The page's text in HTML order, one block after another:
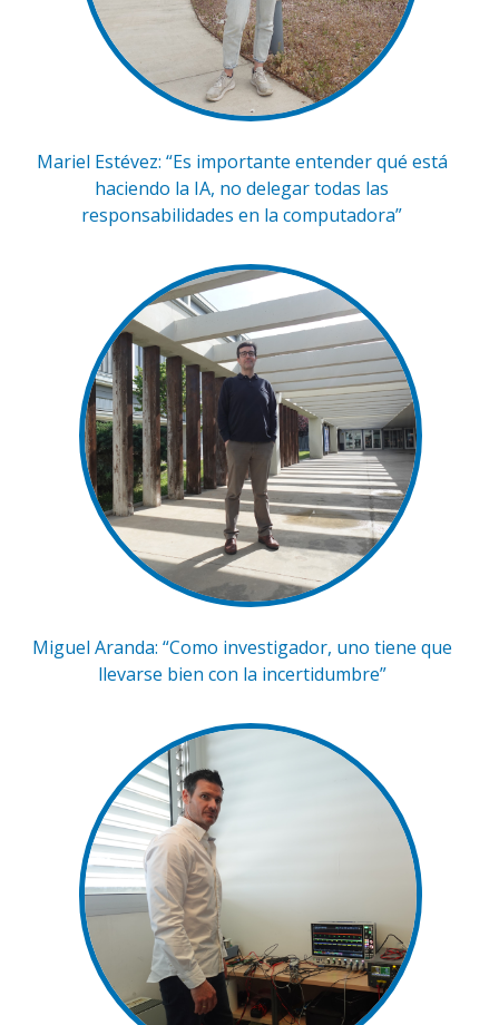
Mariel Estévez: “Es importante entender qué está
haciendo la IA, no delegar todas las
responsabilidades en la computadora”
Miguel Aranda: “Como investigador, uno tiene que
llevarse bien con la incertidumbre”